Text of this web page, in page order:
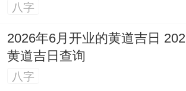
八字
2026年6月开业的黄道吉日
黄道吉日查询
八字